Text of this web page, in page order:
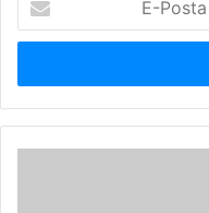
Posta
adresinizi